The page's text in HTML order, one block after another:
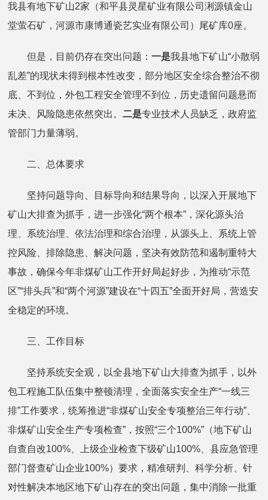
我县有地下矿山2家（和平县灵星矿业有限公司浰源镇金山
堂萤石矿，河源市康博通瓷艺实业有限公司）尾矿库0座。
但是，目前仍存在突出问题：一是我县地下矿山“小散弱
乱差”的现状未得到根本性改变，部分地区安全综合整治不彻
底、不到位，外包工程安全管理不到位，历史遗留问题悬而
未决、风险隐患依然突出。二是专业技术人员缺乏，政府监
管部门力量薄弱。
二、总体要求
坚持问题导向、目标导向和结果导向，以深入开展地下
矿山大排查为抓手，进一步强化“两个根本”，深化源头治
理、系统治理、依法治理和综合治理，从源头上、系统上管
控风险、排除隐患、解决问题，坚决有效防范和遏制重特大
事故，确保今年非煤矿山工作开好局起好步，为推动“示范
区”“排头兵”和“两个河源”建设在“十四五”全面开好局，营造安
全稳定的环境。
三、工作目标
坚持系统安全观，以全县地下矿山大排查为抓手，以外
包工程施工队伍集中整顿清理，全面落实安全生产“一线三
排”工作要求，统筹推进“非煤矿山安全专项整治三年行动”、
非煤矿山安全生产专项检查”，按照“三个100%”（地下矿山
自查自改100%、上级企业检查下级矿山100%、县应急管理
部门督查矿山企业100%）要求，精准研判、科学分析、针
对性解决本地区地下矿山存在的突出问题，集中消除一批重